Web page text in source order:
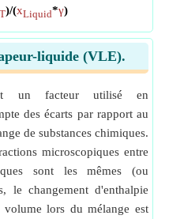
T)/(xLiquid*γ)
liquide (VLE).
un facteur utilisé en
des écarts par rapport au
de substances chimiques.
microscopiques entre
sont les mêmes (ou
le changement d'enthalpie
lors du mélange est